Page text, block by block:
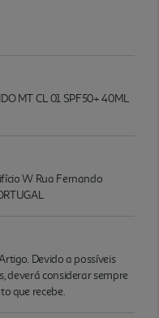
MT CL 01 SPF50+ 40ML
W Rua Fernando
Devido a possíveis
deverá considerar sempre
que recebe.